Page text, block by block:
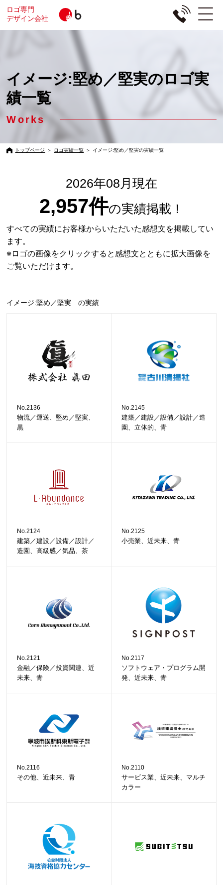
ロゴ専門
デザイン会社
イメージ:堅め／堅実のロゴ実
績一覧
Works
トップページ ＞ ロゴ実績一覧 ＞ イメージ:堅め／堅実の実績一覧
2026年08月現在
2,957件の実績掲載！
すべての実績にお客様からいただいた感想文を掲載してい
ます。
※ロゴの画像をクリックすると感想文とともに拡大画像を
ご覧いただけます。
イメージ:堅め／堅実 の実績
No.2136
物流／運送、堅め／堅実、
黒
No.2145
建築／建設／設備／設計／造
園、立体的、青
No.2124
建築／建設／設備／設計／
造園、高級感／気品、茶
No.2125
小売業、近未来、青
No.2121
金融／保険／投資関連、近
未来、青
No.2117
ソフトウェア・プログラム開
発、近未来、青
No.2116
その他、近未来、青
No.2110
サービス業、近未来、マルチ
カラー